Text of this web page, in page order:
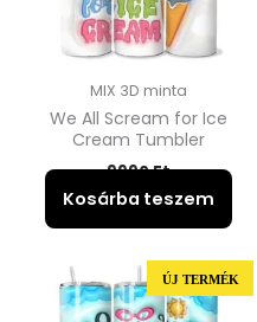
MIX 3D minta
We All Scream for Ice
Cream Tumbler
9990Ft
Kosárba teszem
ÚJ TERMÉK